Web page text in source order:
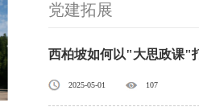
党建拓展
西柏坡如何以"大思政课"
2025-05-01 107